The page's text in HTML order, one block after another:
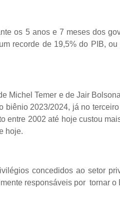
os 5 anos e 7 meses dos
recorde de 19,5% do PIB,
Michel Temer e de Jair
biênio 2023/2024, já no
entre 2002 até hoje custou
hoje.
concedidos ao setor
responsáveis por tornar